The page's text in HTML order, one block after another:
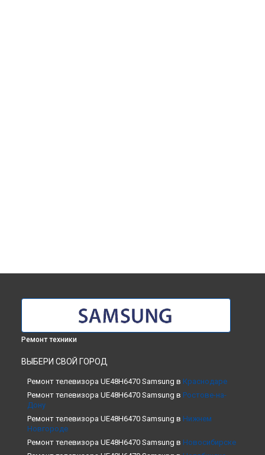
Ремонт техники
ВЫБЕРИ СВОЙ ГОРОД
Ремонт телевизора UE48H6470 Samsung в Краснодаре
Ремонт телевизора UE48H6470 Samsung в Ростове-на-
Дону
Ремонт телевизора UE48H6470 Samsung в Нижнем
Новгороде
Ремонт телевизора UE48H6470 Samsung в Новосибирске